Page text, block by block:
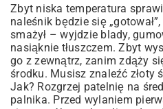
Zbyt niska temperatura
naleśnik będzie się
smażył – wyjdzie blady,
nasiąknie tłuszczem. Zbyt
go z zewnątrz, zanim zdąży
środku. Musisz znaleźć złoty
Jak? Rozgrzej patelnię na
palnika. Przed wylaniem